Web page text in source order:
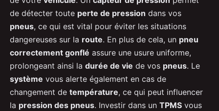
de détecter toute perte de pression dans vos
pneus, ce qui est vital pour éviter les situations
dangereuses sur la route. En plus de cela, un pneu
correctement gonflé assure une usure uniforme,
prolongeant ainsi la durée de vie de vos pneus. Le
système vous alerte également en cas de
changement de température, ce qui peut influencer
la pression des pneus. Investir dans un TPMS vous